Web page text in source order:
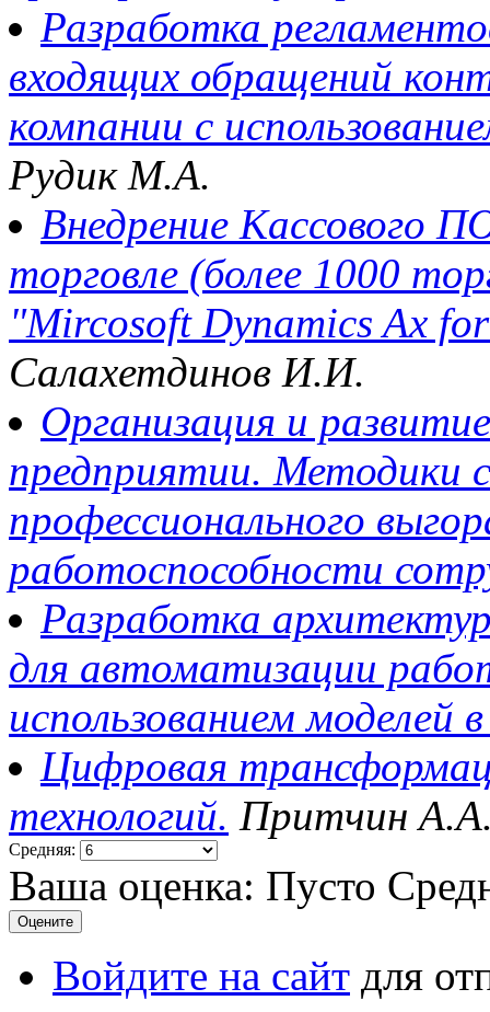
Разработка
входящих обращений
компании с
Рудик М.А.
Внедрение Кассового
торговле (более 1000
"Mircosoft Dynamics Ax
Салахетдинов И.И.
Организация и
предприятии. Методики
профессионального
работоспособности
Разработка
для автоматизации
использованием моделей
Цифровая
технологий. Притчин
Средняя:
Ваша оценка: Пусто
Войдите на сайт для